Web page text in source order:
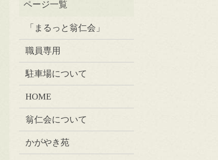
「まるっと翁仁会」
職員専用
駐車場について
HOME
翁仁会について
かがやき苑